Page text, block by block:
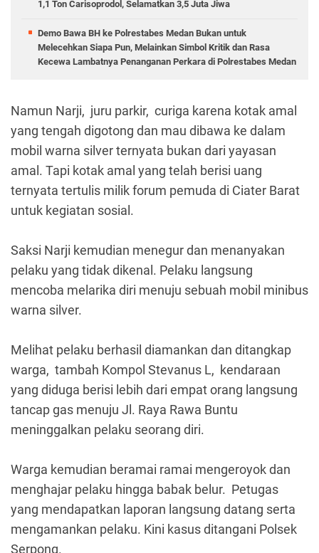
1,1 Ton Carisoprodol, Selamatkan 3,5 Juta Jiwa
Demo Bawa BH ke Polrestabes Medan Bukan untuk
Melecehkan Siapa Pun, Melainkan Simbol Kritik dan Rasa
Kecewa Lambatnya Penanganan Perkara di Polrestabes Medan
Namun Narji, juru parkir, curiga karena kotak amal
yang tengah digotong dan mau dibawa ke dalam
mobil warna silver ternyata bukan dari yayasan
amal. Tapi kotak amal yang telah berisi uang
ternyata tertulis milik forum pemuda di Ciater Barat
untuk kegiatan sosial.
Saksi Narji kemudian menegur dan menanyakan
pelaku yang tidak dikenal. Pelaku langsung
mencoba melarika diri menuju sebuah mobil minibus
warna silver.
Melihat pelaku berhasil diamankan dan ditangkap
warga, tambah Kompol Stevanus L, kendaraan
yang diduga berisi lebih dari empat orang langsung
tancap gas menuju Jl. Raya Rawa Buntu
meninggalkan pelaku seorang diri.
Warga kemudian beramai ramai mengeroyok dan
menghajar pelaku hingga babak belur. Petugas
yang mendapatkan laporan langsung datang serta
mengamankan pelaku. Kini kasus ditangani Polsek
Serpong.